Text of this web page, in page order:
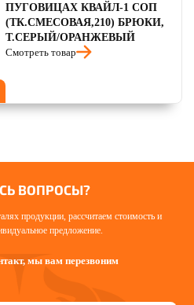
ПУГОВИЦАХ КВАЙЛ-1 СОП
(ТК.СМЕСОВАЯ,210) БРЮКИ,
Т.СЕРЫЙ/ОРАНЖЕВЫЙ
Смотреть товар
ВОПРОСЫ?
продукции, рассчитаем стоимость и
предложение.
мы вам перезвоним